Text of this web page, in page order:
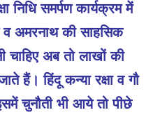
निधि समर्पण कार्यक्रम में
अमरनाथ की साहसिक
अब तो लाखों की
हैं। हिंदू कन्या रक्षा व गौ
चुनौती भी आये तो पीछे